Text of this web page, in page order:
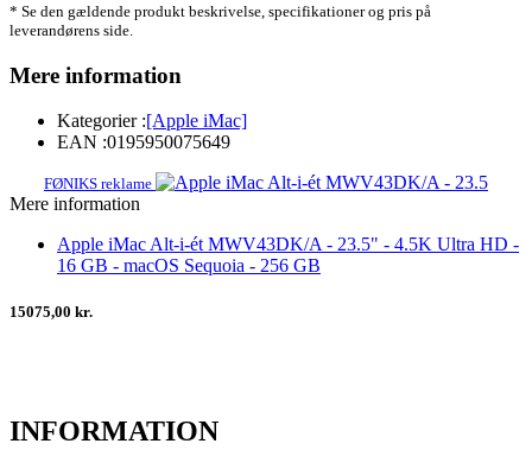
* Se den gældende produkt beskrivelse, specifikationer og pris på
leverandørens side.
Mere information
Kategorier :[Apple iMac]
EAN :0195950075649
FØNIKS reklame
Mere information
Apple iMac Alt-i-ét MWV43DK/A - 23.5" - 4.5K Ultra HD -
16 GB - macOS Sequoia - 256 GB
15075,00 kr.
INFORMATION